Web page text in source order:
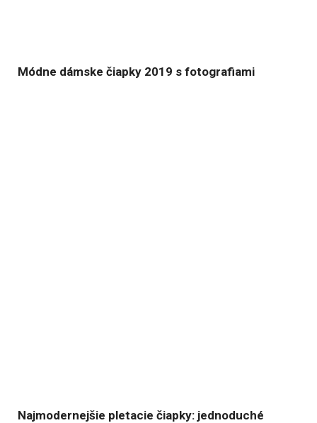
Módne dámske čiapky 2019 s fotografiami
Najmodernejšie pletacie čiapky: jednoduché